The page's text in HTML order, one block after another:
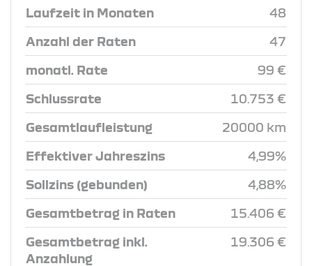
Laufzeit in Monaten 48
Anzahl der Raten 47
monatl. Rate 99 €
Schlussrate 10.753 €
Gesamtlaufleistung 20000 km
Effektiver Jahreszins 4,99%
Sollzins (gebunden) 4,88%
Gesamtbetrag in Raten 15.406 €
Gesamtbetrag inkl.
Anzahlung
19.306 €